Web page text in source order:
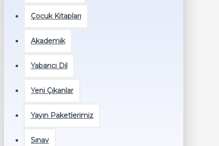
Çocuk Kitapları
Akademik
Yabancı Dil
Yeni Çıkanlar
Yayın Paketlerimiz
Sınav